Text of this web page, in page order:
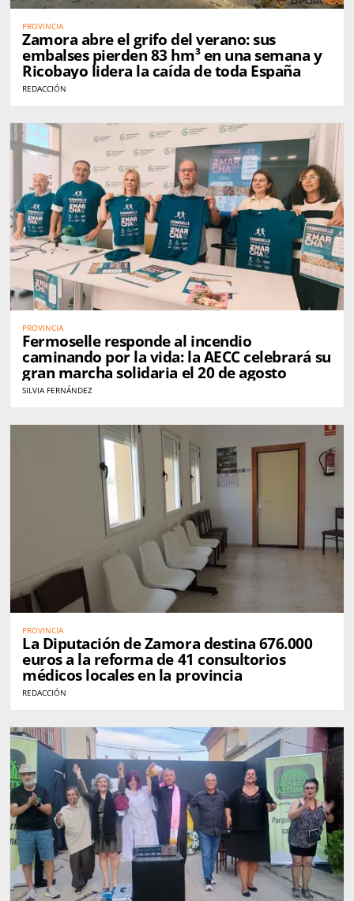
PROVINCIA
Zamora abre el grifo del verano: sus
embalses pierden 83 hm³ en una semana y
Ricobayo lidera la caída de toda España
REDACCIÓN
PROVINCIA
Fermoselle responde al incendio
caminando por la vida: la AECC celebrará su
gran marcha solidaria el 20 de agosto
SILVIA FERNÁNDEZ
PROVINCIA
La Diputación de Zamora destina 676.000
euros a la reforma de 41 consultorios
médicos locales en la provincia
REDACCIÓN